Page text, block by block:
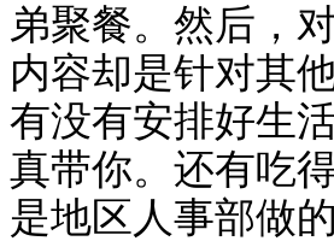
弟聚餐。然后，
内容却是针对其
有没有安排好生
真带你。还有吃
是地区人事部做